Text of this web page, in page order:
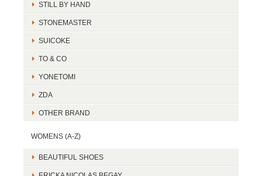
STILL BY HAND
STONEMASTER
SUICOKE
TO & CO
YONETOMI
ZDA
OTHER BRAND
WOMENS (A-Z)
BEAUTIFUL SHOES